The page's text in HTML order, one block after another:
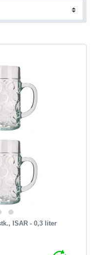
ISAR - 0,3 liter